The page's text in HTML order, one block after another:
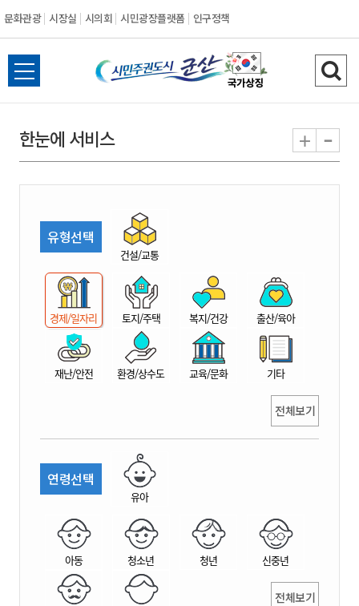
문화관광 시장실 시의회 시민광장플랫폼 인구정책
시
민
권
시
산
전
체
뉴
열
검
색
기
한눈에 서비스 + -
유형선택
건설/교통
경제/일자리 토지/주택 복지/건강 출산/육아
재난/안전 환경/상수도 교육/문화 기타
전체보기
연령선택
유아
아동 청소년 청년 신중년
전체보기